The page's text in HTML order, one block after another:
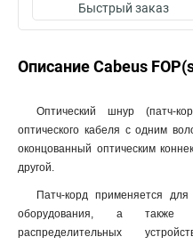
Быстрый заказ
Описание Cabeus
Оптический шнур (патч-
оптического кабеля c одним
оконцованный оптическим
другой.
Патч-корд применяется для
оборудования, а также
распределительных